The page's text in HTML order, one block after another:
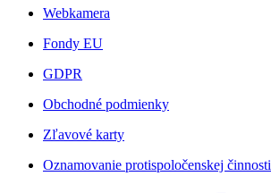
Webkamera
Fondy EU
GDPR
Obchodné podmienky
Zľavové karty
Oznamovanie protispoločenskej činnosti